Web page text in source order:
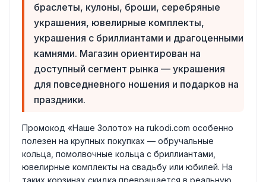
браслеты, кулоны, броши, серебряные
украшения, ювелирные комплекты,
украшения с бриллиантами и драгоценными
камнями. Магазин ориентирован на
доступный сегмент рынка — украшения
для повседневного ношения и подарков на
праздники.
Промокод «Наше Золото» на rukodi.com особенно
полезен на крупных покупках — обручальные
кольца, помолвочные кольца с бриллиантами,
ювелирные комплекты на свадьбу или юбилей. На
таких корзинах скидка превращается в реальную